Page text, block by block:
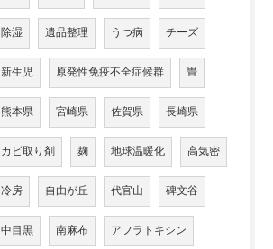
除湿 遺品整理 うつ病 チーズ
新生児 原発性免疫不全症候群 畳
熊本県 宮崎県 佐賀県 長崎県
カビ取り剤 麹 地球温暖化 高気密
冷房 自由が丘 代官山 碑文谷
中目黒 南麻布 アフラトキシン